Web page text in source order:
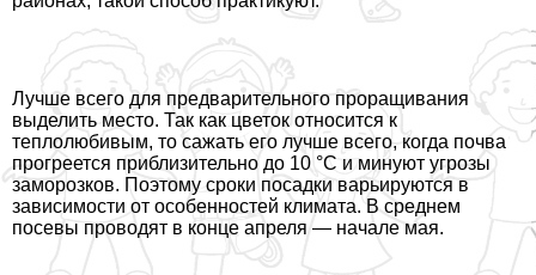
Лучше всего для предварительного проращивания
выделить место. Так как цветок относится к
теплолюбивым, то сажать его лучше всего, когда почва
прогреется приблизительно до 10 °С и минуют угрозы
заморозков. Поэтому сроки посадки варьируются в
зависимости от особенностей климата. В среднем
посевы проводят в конце апреля — начале мая.